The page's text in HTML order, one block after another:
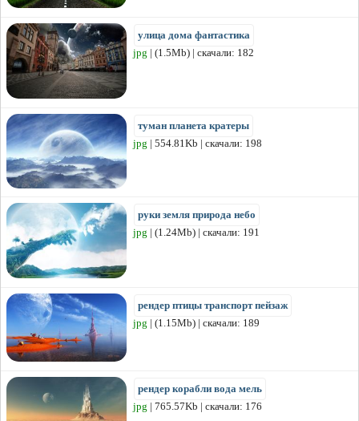
улица дома фантастика
jpg | (1.5Mb) | скачали: 182
туман планета кратеры
jpg | 554.81Kb | скачали: 198
руки земля природа небо
jpg | (1.24Mb) | скачали: 191
рендер птицы транспорт пейзаж
jpg | (1.15Mb) | скачали: 189
рендер корабли вода мель
jpg | 765.57Kb | скачали: 176